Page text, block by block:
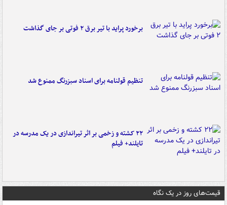
برخورد پراید با تیر برق ۲ فوتی بر جای گذاشت
تنظیم قولنامه برای اسناد سبزرنگ ممنوع شد
۲۲ کشته و زخمی بر اثر تیراندازی در یک مدرسه در
تایلند+ فیلم
قیمت‌های روز در یک نگاه